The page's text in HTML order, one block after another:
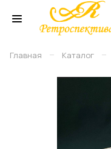
Главная – Каталог –